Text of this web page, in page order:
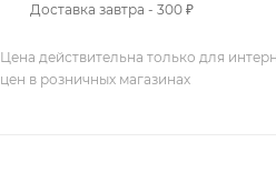
Доставка завтра - 300 ₽
Цена действительна только для
цен в розничных магазинах